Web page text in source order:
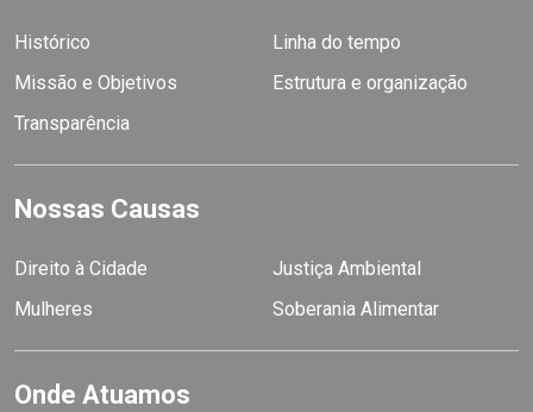
Histórico
Linha do tempo
Missão e Objetivos
Estrutura e organização
Transparência
Nossas Causas
Direito à Cidade
Justiça Ambiental
Mulheres
Soberania Alimentar
Onde Atuamos